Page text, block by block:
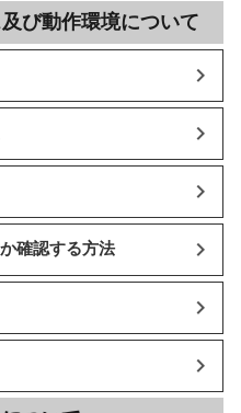
び動作環境について
確認する方法